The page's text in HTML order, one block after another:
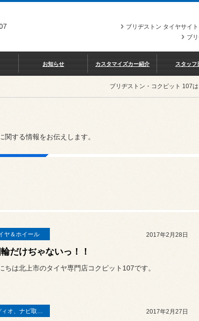
ブリヂストン タイヤサイト
ブ
お知らせ カスタマイズカー紹介 スタッフ
ブリヂストン・コクピット 107
する情報をお伝えします。
ヤ＆ホイール 2017年2月28日
輪だけぢゃないっ！！
ちは北上市のタイヤ専門店コクピット107です。
オーディオ、ナビ取り付け 2017年2月27日